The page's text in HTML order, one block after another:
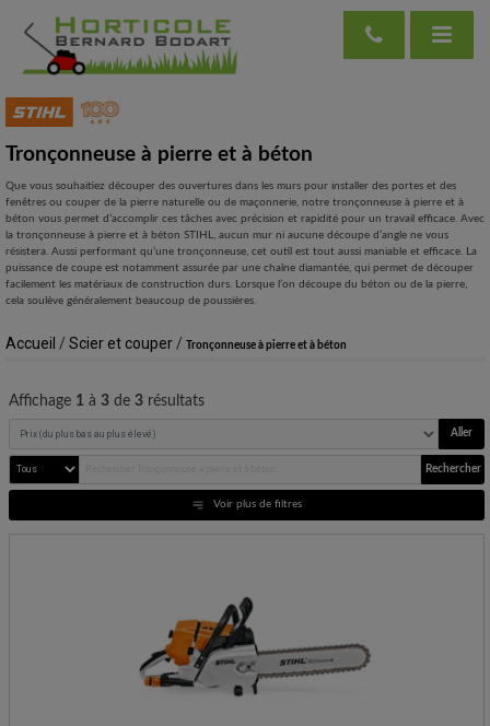
Tronçonneuse à pierre et à béton
Que vous souhaitiez découper des ouvertures dans les murs pour installer des portes et des
fenêtres ou couper de la pierre naturelle ou de maçonnerie, notre tronçonneuse à pierre et à
béton vous permet d’accomplir ces tâches avec précision et rapidité pour un travail efficace. Avec
la tronçonneuse à pierre et à béton STIHL, aucun mur ni aucune découpe d’angle ne vous
résistera. Aussi performant qu’une tronçonneuse, cet outil est tout aussi maniable et efficace. La
puissance de coupe est notamment assurée par une chaîne diamantée, qui permet de découper
facilement les matériaux de construction durs. Lorsque l’on découpe du béton ou de la pierre,
cela soulève généralement beaucoup de poussières.
Accueil / Scier et couper / Tronçonneuse à pierre et à béton
Affichage 1à 3de 3résultats
Aller
Rechercher
Voir plus de filtres